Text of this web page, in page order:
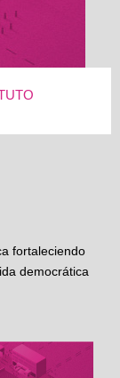
fortaleciendo
democrática